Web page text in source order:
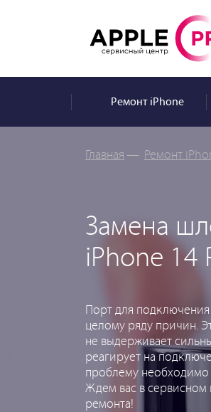
РемонтiPhone
Главная — Ремонт
Замена
iPhone 14
Порт для
целому ряду причин.
не выдерживает
реагирует на
проблему необходимо
Ждем вас в сервисном
ремонта!